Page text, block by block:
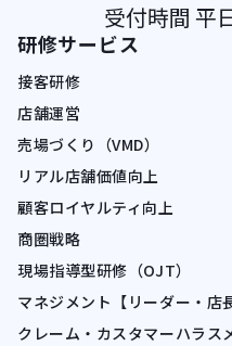
受付時間 平
研修サービス
接客研修
店舗運営
売場づくり（VMD）
リアル店舗価値向上
顧客ロイヤルティ向上
商圏戦略
現場指導型研修（OJT）
マネジメント【リーダー・店
クレーム・カスタマーハラス